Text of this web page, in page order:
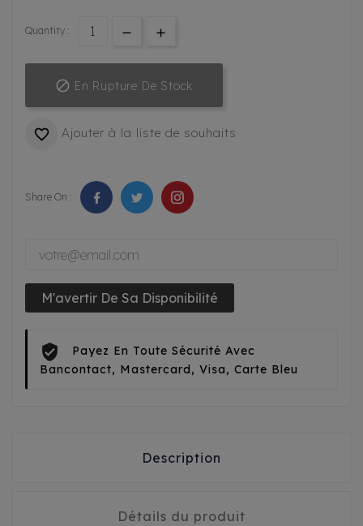
Quantity :
 En Rupture De Stock
 Ajouter à la liste de souhaits
Share On :
M'avertir De Sa Disponibilité
Payez En Toute Sécurité Avec
Bancontact, Mastercard, Visa, Carte Bleu
Description
Détails du produit